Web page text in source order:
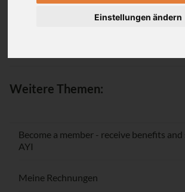
Einstellungen ändern
Passwort vergessen / Registrieren
Weitere Themen:
Become a member - receive benefits
AYI
Meine Rechnungen